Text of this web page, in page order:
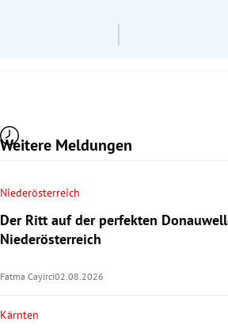
Weitere Meldungen
Niederösterreich
Der Ritt auf der perfekten
Niederösterreich
Fatma Cayirci02.08.2026
Kärnten